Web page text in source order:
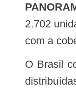
2.702
com a
O Brasil conta ainda com 274 motolâncias, 13 equipes de embarcação, 13 equipes aeromédicas e 192 centrais de regulação